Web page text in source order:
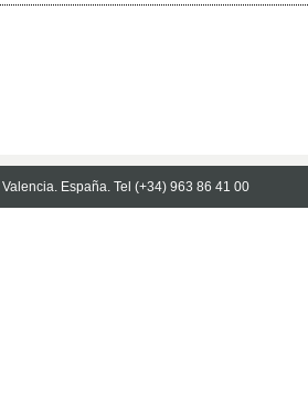
España. Tel (+34) 963 86 41 00